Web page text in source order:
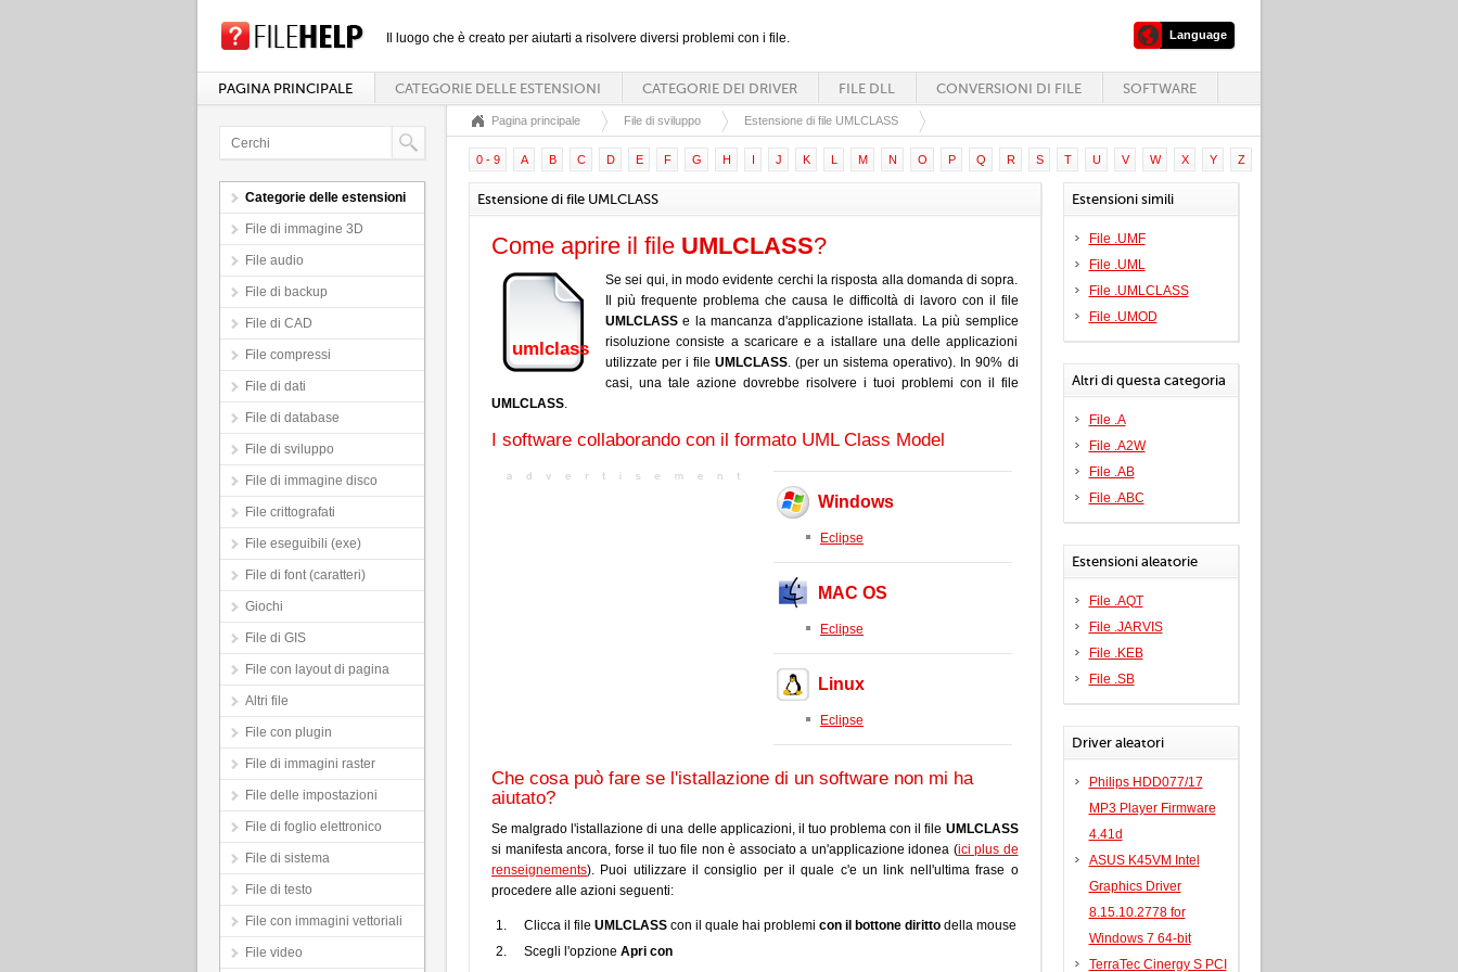
Il luogo che è creato per aiutarti a risolvere diversi problemi con i file. Language
PAGINA PRINCIPALE CATEGORIE DELLE ESTENSIONI CATEGORIE DEI DRIVER FILE DLL CONVERSIONI DI FILE SOFTWARE
Categorie delle estensioni
File di immagine 3D
File audio
File di backup
File di CAD
File compressi
File di dati
File di database
File di sviluppo
File di immagine disco
File crittografati
File eseguibili (exe)
File di font (caratteri)
Giochi
File di GIS
File con layout di pagina
Altri file
File con plugin
File di immagini raster
File delle impostazioni
File di foglio elettronico
File di sistema
File di testo
File con immagini vettoriali
File video
Pagina principale File di sviluppo Estensione di file UMLCLASS
0 - 9 A B C D E F G H I J K L M N O P Q R S T U V W X Y Z
Estensione di file UMLCLASS
Come aprire il file UMLCLASS?
umlclass
Se sei qui, in modo evidente cerchi la risposta alla domanda di sopra.
Il più frequente problema che causa le difficoltà di lavoro con il file
UMLCLASS e la mancanza d'applicazione istallata. La più semplice
risoluzione consiste a scaricare e a istallare una delle applicazioni
utilizzate per i fileUMLCLASS. (per un sistema operativo). In 90% di
casi, una tale azione dovrebbe risolvere i tuoi problemi con il file
UMLCLASS.
I software collaborando con il formato UML Class Model
Windows
Eclipse
MAC OS
Eclipse
Linux
Eclipse
Che cosa può fare se l'istallazione di un software non mi ha
aiutato?
Se malgrado l'istallazione di una delle applicazioni, il tuo problema con il file UMLCLASS
si manifesta ancora, forse il tuo file non è associato a un'applicazione idonea (ici plus de
renseignements). Puoi utilizzare il consiglio per il quale c'e un link nell'ultima frase o
procedere alle azioni seguenti:
Clicca il file UMLCLASS con il quale hai problemi con il bottone diritto della mouse
Scegli l'opzione Apri con
Estensioni simili
File .UMF
File .UML
File .UMLCLASS
File .UMOD
Altri di questa categoria
File .A
File .A2W
File .AB
File .ABC
Estensioni aleatorie
File .AQT
File .JARVIS
File .KEB
File .SB
Driver aleatori
Philips HDD077/17
MP3 Player Firmware
4.41d
ASUS K45VM Intel
Graphics Driver
8.15.10.2778 for
Windows 7 64-bit
TerraTec Cinergy S PCI